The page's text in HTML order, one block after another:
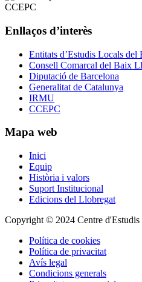
Enllaços d’interès
Entitats d’Estudis Locals
Consell Comarcal del Baix
Diputació de Barcelona
Generalitat de Catalunya
IRMU
CCEPC
Mapa web
Inici
Equip
Història i valors
Suport Institucional
Edicions del Llobregat
Copyright © 2024 Centre
Política de cookies
Política de privacitat
Avís legal
Condicions generals